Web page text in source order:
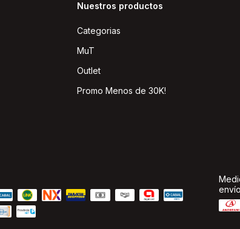
Nuestros productos
Categorias
MuT
Outlet
Promo Menos de 30K!
envío